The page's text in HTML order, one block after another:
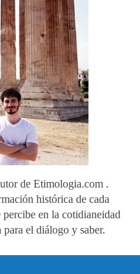
de Etimologia.com .
histórica de cada
en la cotidianeidad
el diálogo y saber.